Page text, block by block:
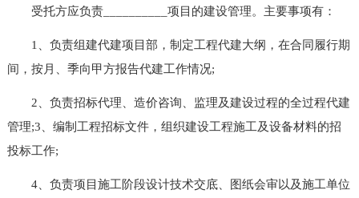
受托方应负责__________项目的建设管理。主要事项有：
1、负责组建代建项目部，制定工程代建大纲，在合同履行期
间，按月、季向甲方报告代建工作情况;
2、负责招标代理、造价咨询、监理及建设过程的全过程代建
管理;3、编制工程招标文件，组织建设工程施工及设备材料的招
投标工作;
4、负责项目施工阶段设计技术交底、图纸会审以及施工单位